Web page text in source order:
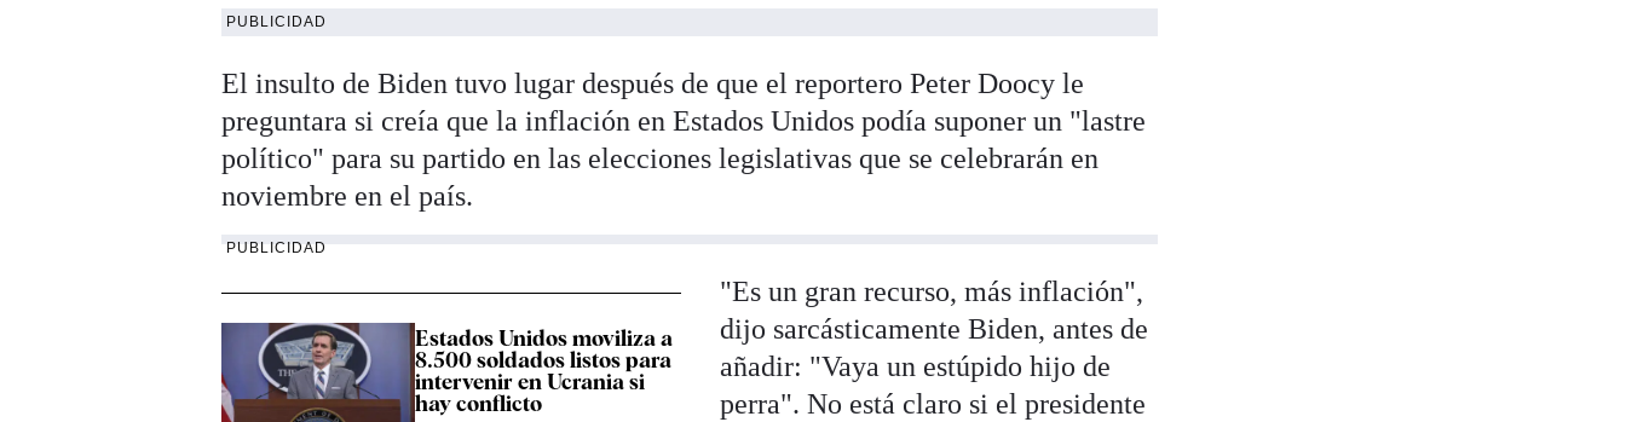
PUBLICIDAD
El insulto de Biden tuvo lugar después de que el reportero Peter Doocy le
preguntara si creía que la inflación en Estados Unidos podía suponer un "lastre
político" para su partido en las elecciones legislativas que se celebrarán en
noviembre en el país.
PUBLICIDAD
Estados Unidos moviliza a
8.500 soldados listos para
intervenir en Ucrania si
hay conflicto
"Es un gran recurso, más inflación",
dijo sarcásticamente Biden, antes de
añadir: "Vaya un estúpido hijo de
perra". No está claro si el presidente